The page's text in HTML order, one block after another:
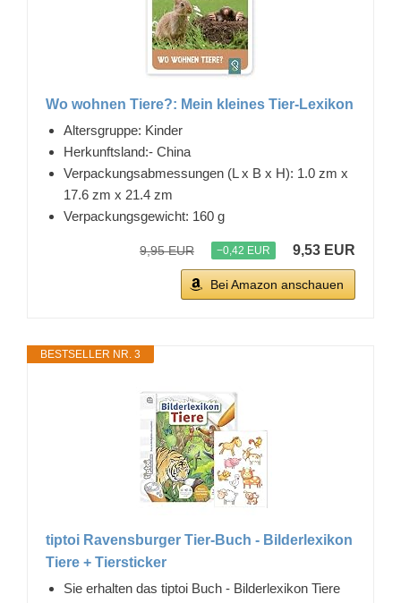
Wo wohnen Tiere?: Mein kleines Tier-Lexikon
Altersgruppe: Kinder
Herkunftsland:- China
Verpackungsabmessungen (L x B x H): 1.0 zm x
17.6 zm x 21.4 zm
Verpackungsgewicht: 160 g
9,95 EUR −0,42 EUR 9,53 EUR
Bei Amazon anschauen
BESTSELLER NR. 3
tiptoi Ravensburger Tier-Buch - Bilderlexikon
Tiere + Tiersticker
Sie erhalten das tiptoi Buch - Bilderlexikon Tiere